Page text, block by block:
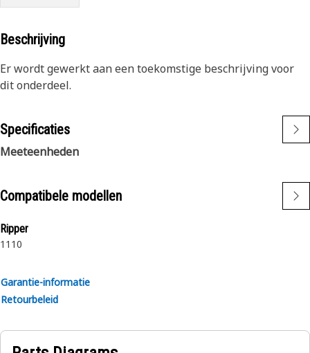
Beschrijving
Er wordt gewerkt aan een toekomstige beschrijving voor
dit onderdeel.
Specificaties
Meeteenheden
Compatibele modellen
Ripper
11 10
Garantie-informatie
Retourbeleid